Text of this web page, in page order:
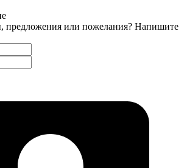
предложения или пожелания? Напишите